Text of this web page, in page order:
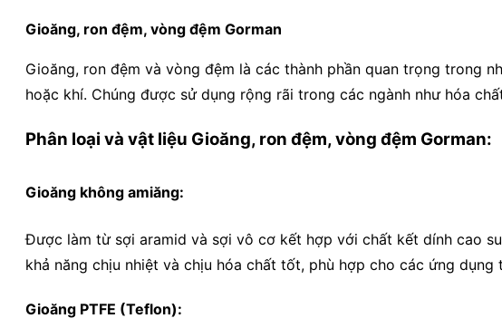
Gioăng, ron đệm, vòng đệm Gorman
Gioăng, ron đệm và vòng đệm là các thành phần quan trọng trong
hoặc khí. Chúng được sử dụng rộng rãi trong các ngành như hóa
Phân loại và vật liệu Gioăng, ron đệm, vòng đệm Gorman:
Gioăng không amiăng:
Được làm từ sợi aramid và sợi vô cơ kết hợp với chất kết dính cao
khả năng chịu nhiệt và chịu hóa chất tốt, phù hợp cho các ứng
Gioăng PTFE (Teflon):